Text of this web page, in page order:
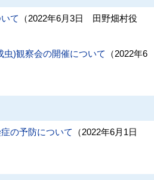
て （2022年6月3日
田野畑村役
)観察会の開催について
（2022年6
の予防について （2022年6月1日